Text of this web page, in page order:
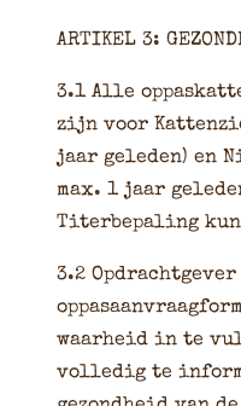
ARTIKEL 3:
3.1 Alle
zijn voor
jaar geleden) en
max. 1 jaar
Titerbepaling
3.2
waarheid in te
volledig te